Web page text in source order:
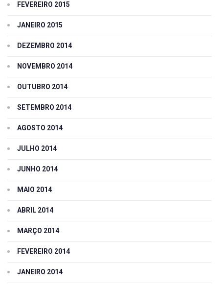
FEVEREIRO 2015
JANEIRO 2015
DEZEMBRO 2014
NOVEMBRO 2014
OUTUBRO 2014
SETEMBRO 2014
AGOSTO 2014
JULHO 2014
JUNHO 2014
MAIO 2014
ABRIL 2014
MARÇO 2014
FEVEREIRO 2014
JANEIRO 2014